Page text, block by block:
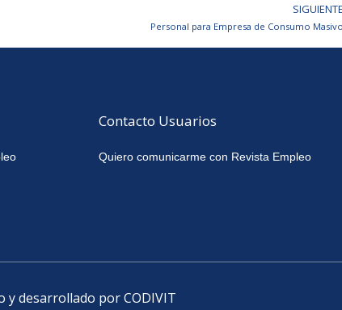
SIGUIENTE
Personal para Empresa de Consumo Masivo
Contacto Usuarios
Quiero comunicarme con Revista Empleo
y desarrollado por CODIVIT